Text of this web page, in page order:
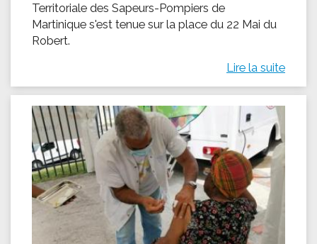
Territoriale des Sapeurs-Pompiers de
Martinique s'est tenue sur la place du 22 Mai du
Robert.
Lire la suite